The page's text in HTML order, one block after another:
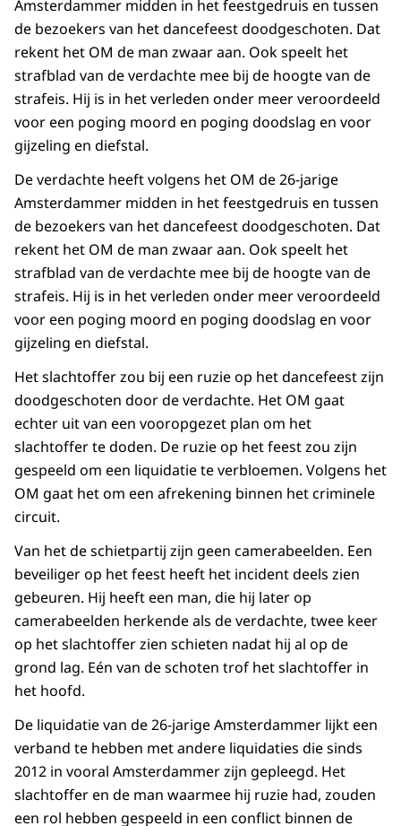
Amsterdammer midden in het feestgedruis en tussen
de bezoekers van het dancefeest doodgeschoten. Dat
rekent het OM de man zwaar aan. Ook speelt het
strafblad van de verdachte mee bij de hoogte van de
strafeis. Hij is in het verleden onder meer veroordeeld
voor een poging moord en poging doodslag en voor
gijzeling en diefstal.
De verdachte heeft volgens het OM de 26-jarige
Amsterdammer midden in het feestgedruis en tussen
de bezoekers van het dancefeest doodgeschoten. Dat
rekent het OM de man zwaar aan. Ook speelt het
strafblad van de verdachte mee bij de hoogte van de
strafeis. Hij is in het verleden onder meer veroordeeld
voor een poging moord en poging doodslag en voor
gijzeling en diefstal.
Het slachtoffer zou bij een ruzie op het dancefeest zijn
doodgeschoten door de verdachte. Het OM gaat
echter uit van een vooropgezet plan om het
slachtoffer te doden. De ruzie op het feest zou zijn
gespeeld om een liquidatie te verbloemen. Volgens het
OM gaat het om een afrekening binnen het criminele
circuit.
Van het de schietpartij zijn geen camerabeelden. Een
beveiliger op het feest heeft het incident deels zien
gebeuren. Hij heeft een man, die hij later op
camerabeelden herkende als de verdachte, twee keer
op het slachtoffer zien schieten nadat hij al op de
grond lag. Eén van de schoten trof het slachtoffer in
het hoofd.
De liquidatie van de 26-jarige Amsterdammer lijkt een
verband te hebben met andere liquidaties die sinds
2012 in vooral Amsterdammer zijn gepleegd. Het
slachtoffer en de man waarmee hij ruzie had, zouden
een rol hebben gespeeld in een conflict binnen de